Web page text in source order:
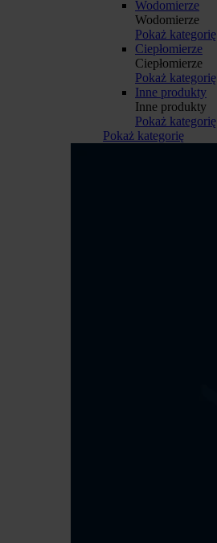
Wodomierze
Wodomierze
Pokaż kategorię
Ciepłomierze
Ciepłomierze
Pokaż kategorię
Inne produkty
Inne produkty
Pokaż kategorię
Pokaż kategorię